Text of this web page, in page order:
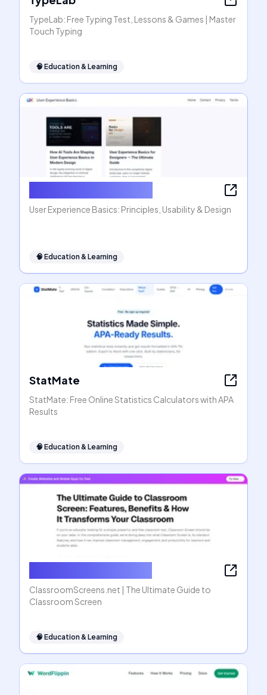
TypeLab: Free Typing Test, Lessons & Games | Master
Touch Typing
🧠 Education & Learning
User Experience Basics: Principles, Usability & Design
🧠 Education & Learning
StatMate
StatMate: Free Online Statistics Calculators with APA
Results
🧠 Education & Learning
ClassroomScreens.net | The Ultimate Guide to
Classroom Screen
🧠 Education & Learning